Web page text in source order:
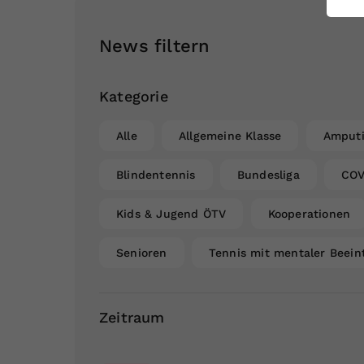
News filtern
Kategorie
Alle Allgemeine Klasse
Blindentennis Bundesliga
Kids & Jugend ÖTV Kooperationen
Senioren Tennis mit mentaler
Zeitraum